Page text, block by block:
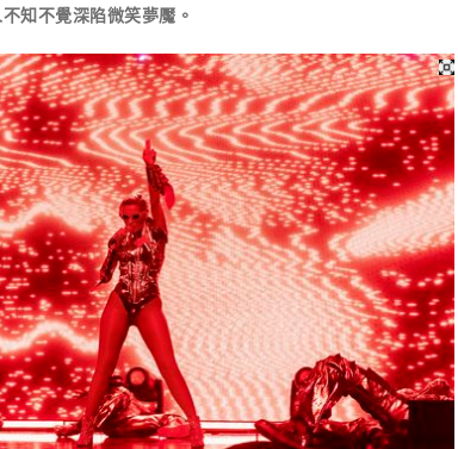
知不覺深陷微笑夢魘。